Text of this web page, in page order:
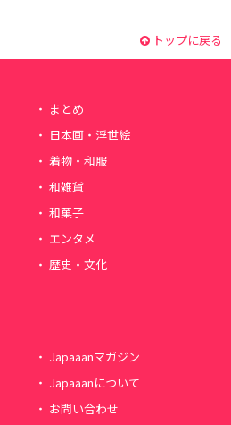
トップに戻る
まとめ
日本画・浮世絵
着物・和服
和雑貨
和菓子
エンタメ
歴史・文化
Japaaanマガジン
Japaaanについて
お問い合わせ